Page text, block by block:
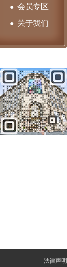
● 会员专区
● 关于我们
法律声明